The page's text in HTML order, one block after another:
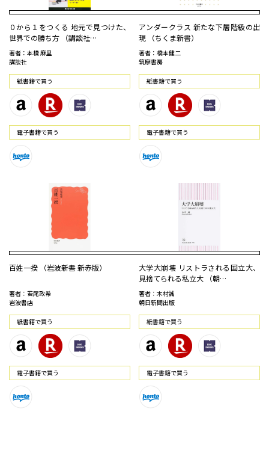
０から１をつくる 地元で見つけた、
世界での勝ち方 （講談社…
著者：本橋 麻里
講談社
紙書籍で買う
電⼦書籍で買う
アンダークラス 新たな下層階級の出
現 （ちくま新書）
著者：橋本健二
筑摩書房
紙書籍で買う
電⼦書籍で買う
百姓一揆 （岩波新書 新赤版）
著者：若尾政希
岩波書店
紙書籍で買う
電⼦書籍で買う
大学大崩壊 リストラされる国立大、
見捨てられる私立大 （朝…
著者：木村誠
朝日新聞出版
紙書籍で買う
電⼦書籍で買う